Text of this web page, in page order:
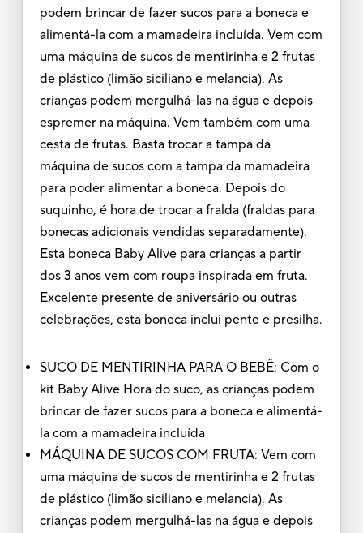
podem brincar de fazer sucos para a boneca e
alimentá-la com a mamadeira incluída. Vem com
uma máquina de sucos de mentirinha e 2 frutas
de plástico (limão siciliano e melancia). As
crianças podem mergulhá-las na água e depois
espremer na máquina. Vem também com uma
cesta de frutas. Basta trocar a tampa da
máquina de sucos com a tampa da mamadeira
para poder alimentar a boneca. Depois do
suquinho, é hora de trocar a fralda (fraldas para
bonecas adicionais vendidas separadamente).
Esta boneca Baby Alive para crianças a partir
dos 3 anos vem com roupa inspirada em fruta.
Excelente presente de aniversário ou outras
celebrações, esta boneca inclui pente e presilha.
SUCO DE MENTIRINHA PARA O BEBÊ: Com o
kit Baby Alive Hora do suco, as crianças podem
brincar de fazer sucos para a boneca e alimentá-
la com a mamadeira incluída
MÁQUINA DE SUCOS COM FRUTA: Vem com
uma máquina de sucos de mentirinha e 2 frutas
de plástico (limão siciliano e melancia). As
crianças podem mergulhá-las na água e depois